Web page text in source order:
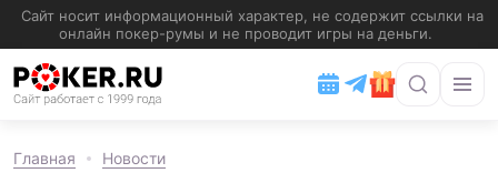
Главная Новости